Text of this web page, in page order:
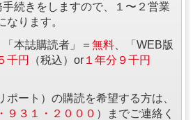
続きをしますので、１〜２営業
なります。
本誌購読者」＝ 無料 、「WEB版
千円 （税込）or １年分９千円
ート）の購読を希望する方は、
９３１・２０００ ）までご連絡く